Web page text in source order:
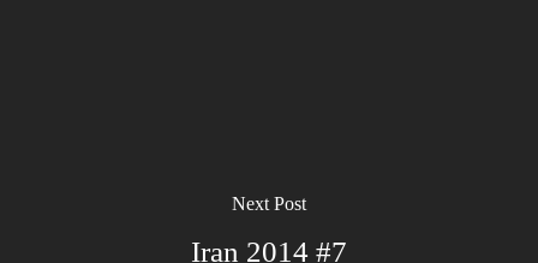
Next Post
Iran 2014 #7